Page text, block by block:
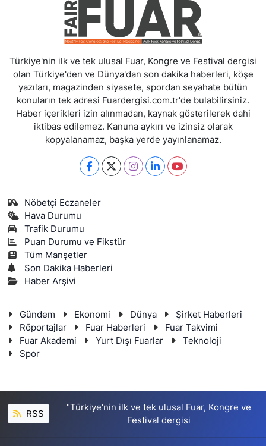
Türkiye'nin ilk ve tek ulusal Fuar, Kongre ve Festival dergisi
olan Türkiye'den ve Dünya'dan son dakika haberleri, köşe
yazıları, magazinden siyasete, spordan seyahate bütün
konuların tek adresi Fuardergisi.com.tr'de bulabilirsiniz.
Haber içerikleri izin alınmadan, kaynak gösterilerek dahi
iktibas edilemez. Kanuna aykırı ve izinsiz olarak
kopyalanamaz, başka yerde yayınlanamaz.
Nöbetçi Eczaneler
Hava Durumu
Trafik Durumu
Puan Durumu ve Fikstür
Tüm Manşetler
Son Dakika Haberleri
Haber Arşivi
Gündem Ekonomi Dünya
Şirket Haberleri
Röportajlar
Fuar Haberleri
Fuar Takvimi
Fuar Akademi
Yurt Dışı Fuarlar
Teknoloji
Spor
RSS
"Türkiye'nin ilk ve tek ulusal Fuar, Kongre ve
Festival dergisi